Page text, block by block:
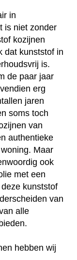
in
is niet zonder
kozijnen
dat kunststof in
is.
de paar jaar
erg
jaren
soms toch
van
authentieke
Maar
ook
met een
kunststof
van
alle
hebben wij